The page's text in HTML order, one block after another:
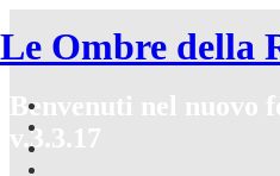
Le Ombre della
Benvenuti nel nuovo
v.3.3.17